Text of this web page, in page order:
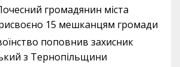
громадянин міста
15 мешканцям громади
поповнив захисник
з Тернопільщини